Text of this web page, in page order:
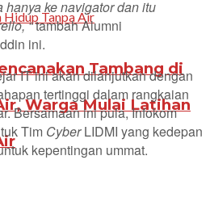
Tambang di
Warga Mulai Latihan
hanya ke navigator dan itu
“tambah Alumni
ini.
IT ini akan dilanjutkan dengan
tertinggi dalam rangkaian
Bersamaan ini pula, Infokom
Tim CyberLIDMI yang kedepan
kepentingan ummat.